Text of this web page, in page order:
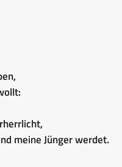
meine Jünger werdet.